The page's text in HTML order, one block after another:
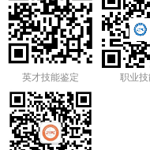
英才技能鉴定 职业